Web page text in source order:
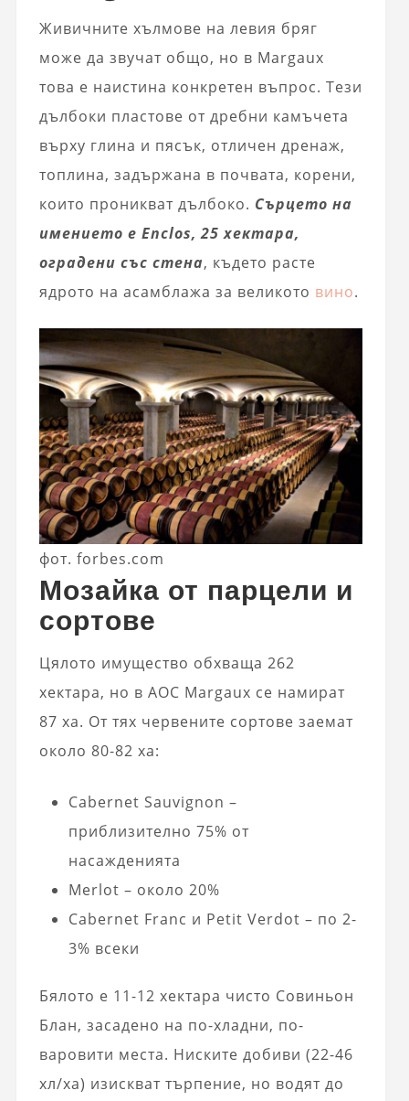
Живичните хълмове на левия бряг
може да звучат общо, но в Margaux
това е наистина конкретен въпрос. Тези
дълбоки пластове от дребни камъчета
върху глина и пясък, отличен дренаж,
топлина, задържана в почвата, корени,
които проникват дълбоко. Сърцето на
имението е Enclos, 25 хектара,
оградени със стена, където расте
ядрото на асамблажа за великото вино.
фот. forbes.com
Мозайка от парцели и
сортове
Цялото имущество обхваща 262
хектара, но в AOC Margaux се намират
87 ха. От тях червените сортове заемат
около 80-82 ха:
Cabernet Sauvignon –
приблизително 75% от
насажденията
Merlot – около 20%
Cabernet Franc и Petit Verdot – по 2-
3% всеки
Бялото е 11-12 хектара чисто Совиньон
Блан, засадено на по-хладни, по-
варовити места. Ниските добиви (22-46
хл/ха) изискват търпение, но водят до